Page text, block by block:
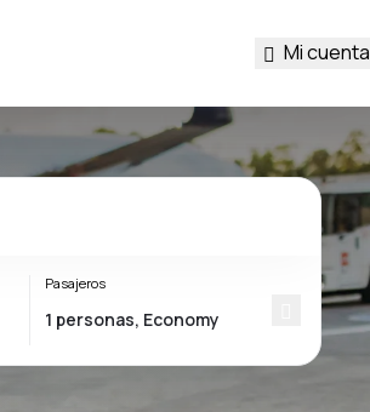
Mi cuenta
Pasajeros